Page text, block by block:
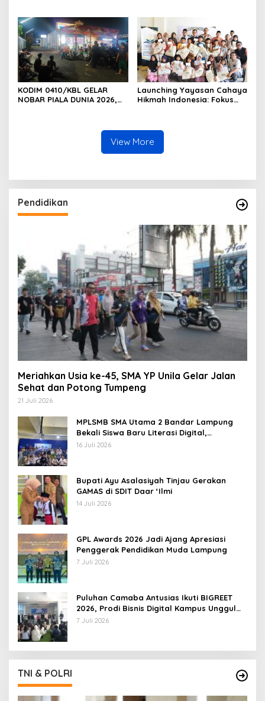
2026
KODIM 0410/KBL GELAR
NOBAR PIALA DUNIA 2026,
Launching Yayasan Cahaya
Hikmah Indonesia: Fokus
View More
Pendidikan
Meriahkan Usia ke-45, SMA YP Unila Gelar Jalan
Sehat dan Potong Tumpeng
21 Juli 2026
MPLSMB SMA Utama 2 Bandar Lampung
Bekali Siswa Baru Literasi Digital,
Jurnalistik, dan Etika Bermedia Sosial
16 Juli 2026
Bupati Ayu Asalasiyah Tinjau Gerakan
GAMAS di SDIT Daar ‘Ilmi
14 Juli 2026
GPL Awards 2026 Jadi Ajang Apresiasi
Penggerak Pendidikan Muda Lampung
7 Juli 2026
Puluhan Camaba Antusias Ikuti BIGREET
2026, Prodi Bisnis Digital Kampus Unggul
IIB Darmajaya Hadirkan Deretan
7 Juli 2026
TNI & POLRI